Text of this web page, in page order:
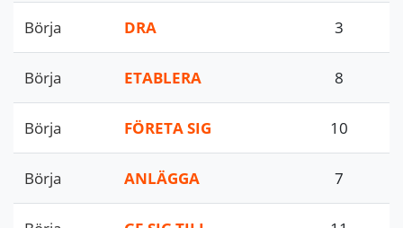
Börja DRA 3
Börja ETABLERA 8
Börja FÖRETA SIG 10
Börja ANLÄGGA 7